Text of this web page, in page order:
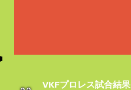
VKFプロレス試合結果